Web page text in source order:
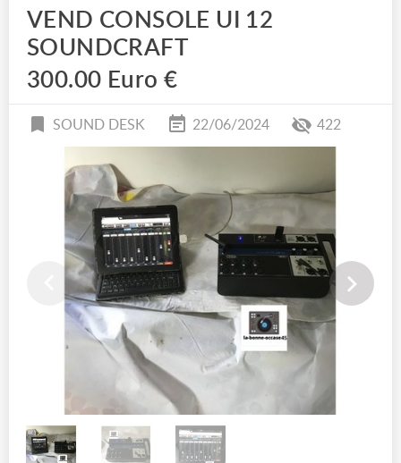
VEND CONSOLE UI 12
SOUNDCRAFT
300.00 Euro €
SOUND DESK 22/06/2024 422